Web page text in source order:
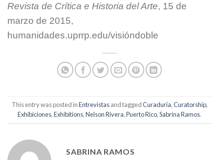
Revista de Crítica e Historia del Arte, 15 de
marzo de 2015,
humanidades.uprrp.edu/visióndoble
This entry was posted inEntrevistasand taggedCuraduría,Curatorship,
Exhibiciones,Exhibitions,Nelson Rivera,Puerto Rico,Sabrina Ramos.
SABRINA RAMOS